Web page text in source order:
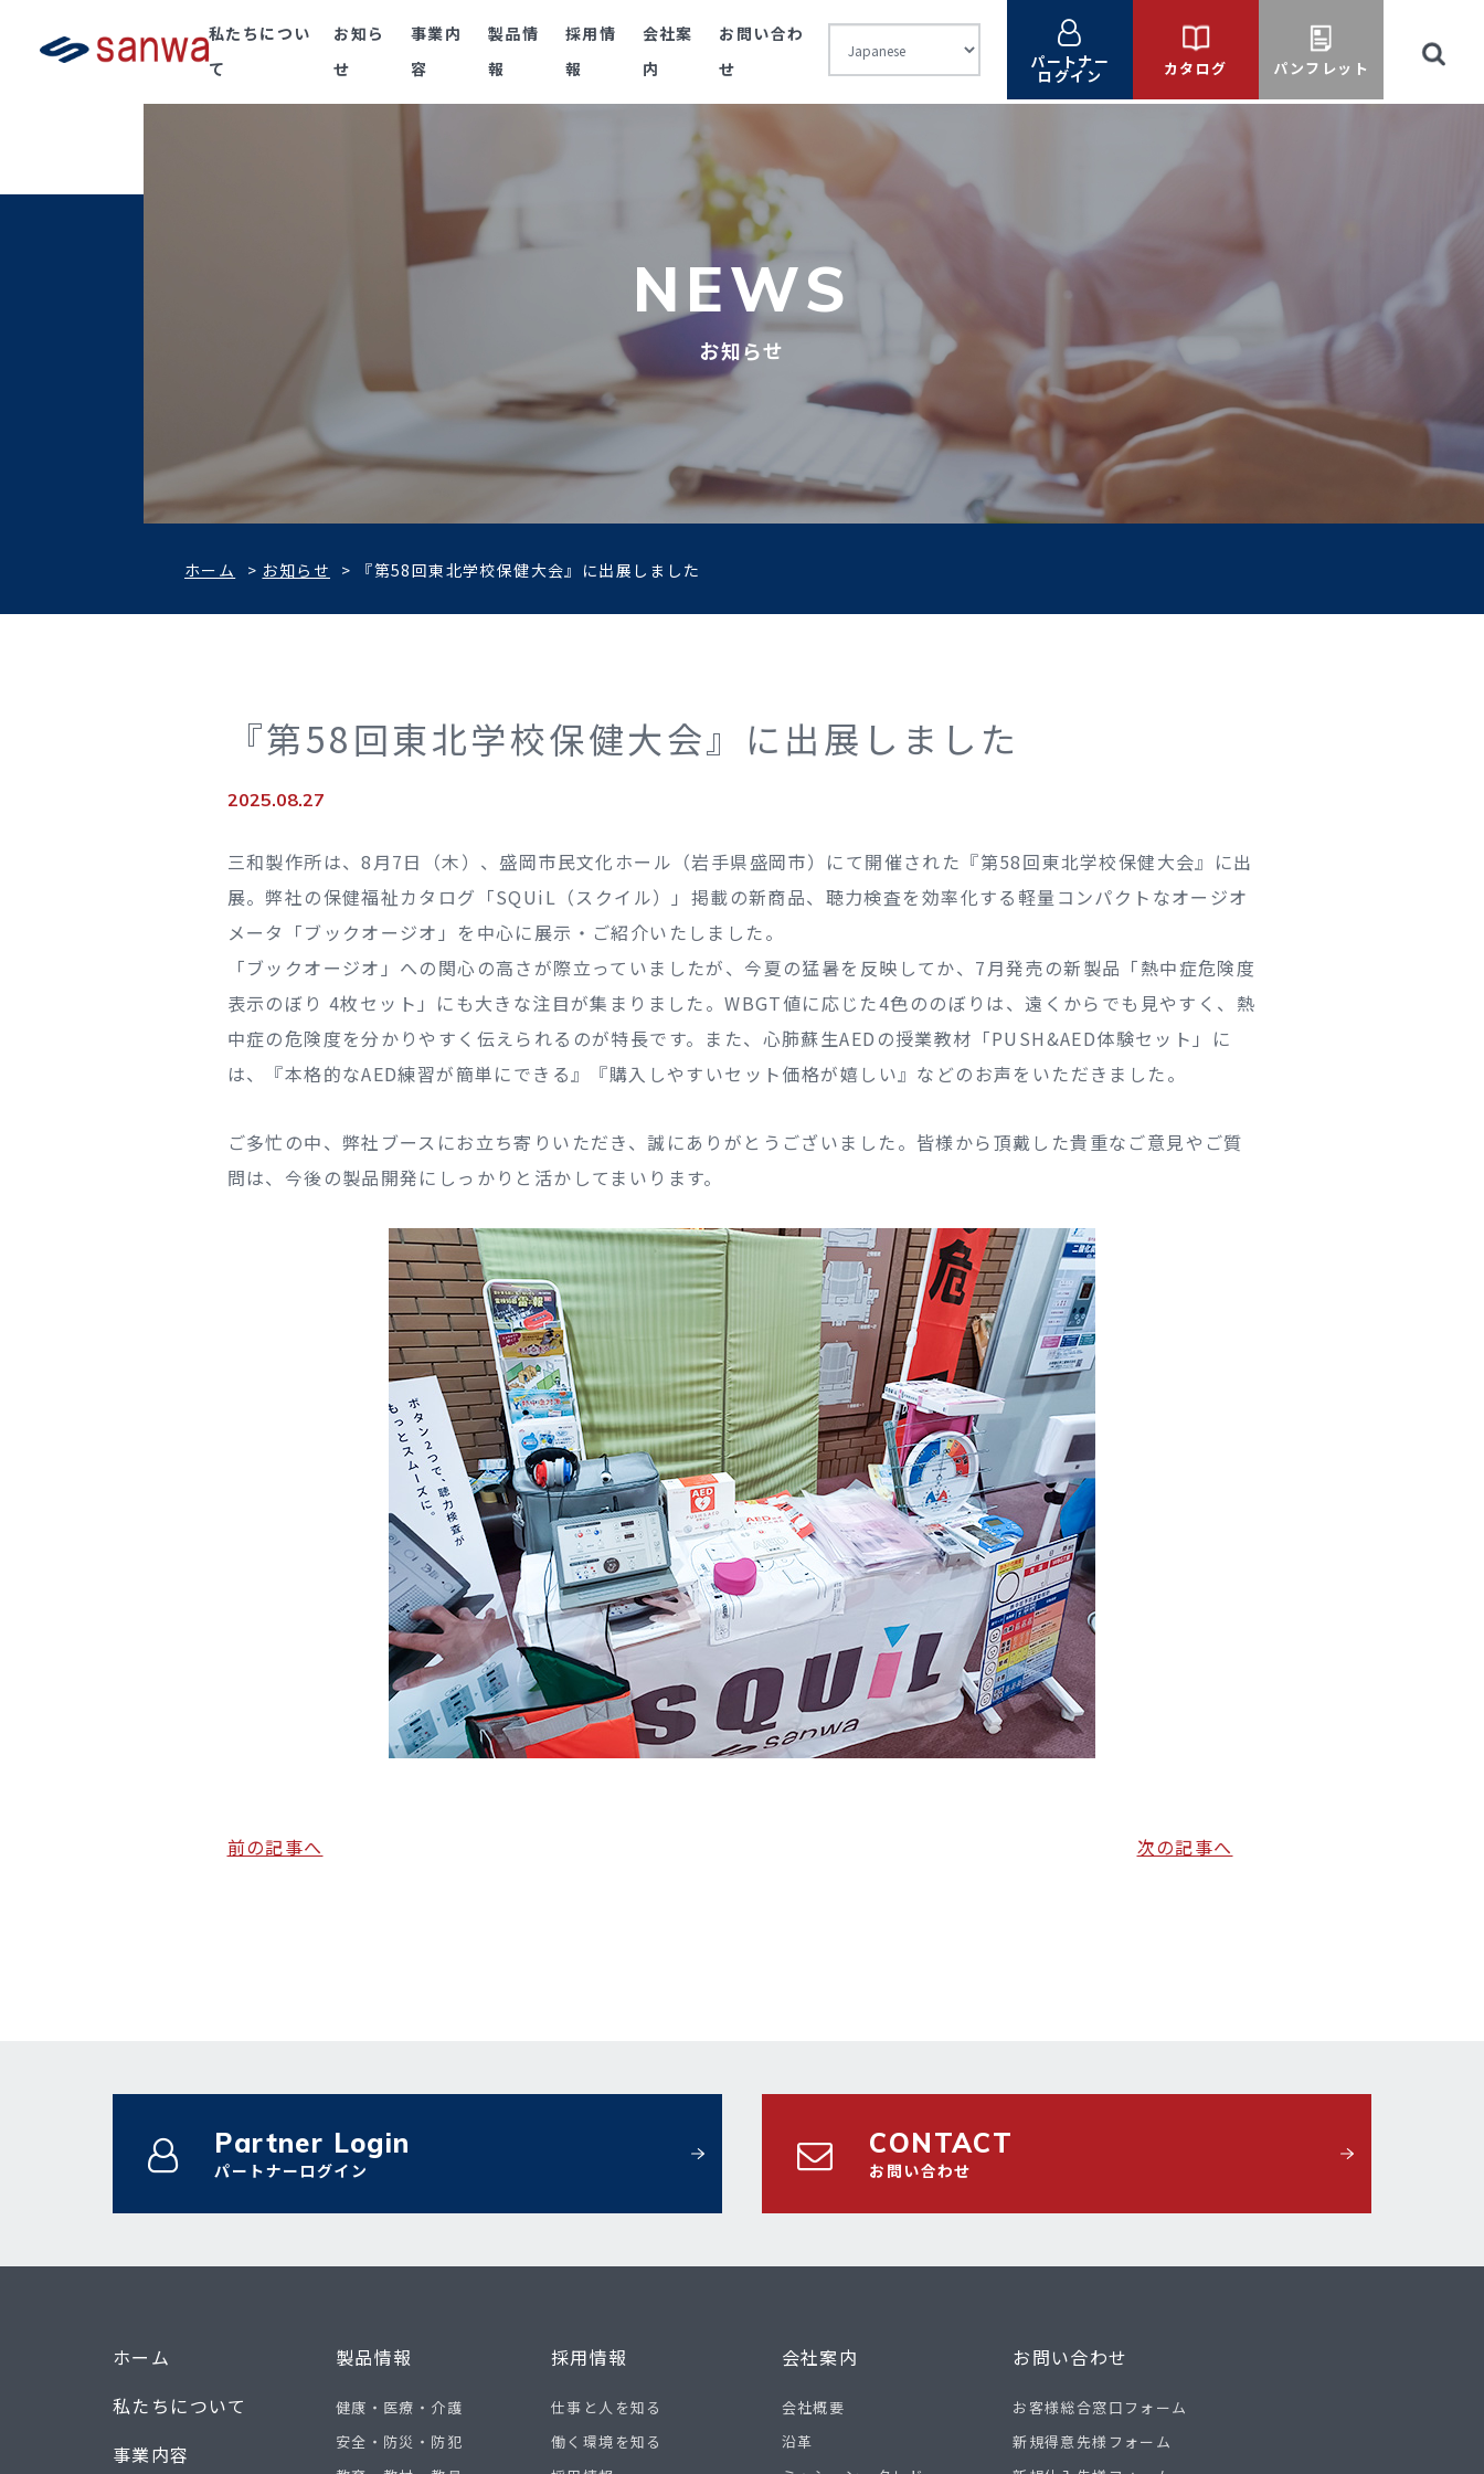
私たちについ
て
お知ら
せ
事業内
容
製品情
報
採用情
報
会社案
内
お問い合わ
せ
パートナー
ログイン カタログ パンフレット
NEWS
お知らせ
ホーム > お知らせ > 『第58回東北学校保健大会』に出展しました
『第58回東北学校保健大会』に出展しました
2025.08.27
三和製作所は、8月7日（木）、盛岡市民文化ホール（岩手県盛岡市）にて開催された『第58回東北学校保健大会』に出
展。弊社の保健福祉カタログ「SQUiL（スクイル）」掲載の新商品、聴力検査を効率化する軽量コンパクトなオージオ
メータ「ブックオージオ」を中心に展示・ご紹介いたしました。
「ブックオージオ」への関心の高さが際立っていましたが、今夏の猛暑を反映してか、7月発売の新製品「熱中症危険度
表示のぼり 4枚セット」にも大きな注目が集まりました。WBGT値に応じた4色ののぼりは、遠くからでも見やすく、熱
中症の危険度を分かりやすく伝えられるのが特長です。また、心肺蘇生AEDの授業教材「PUSH&AED体験セット」に
は、『本格的なAED練習が簡単にできる』『購入しやすいセット価格が嬉しい』などのお声をいただきました。
ご多忙の中、弊社ブースにお立ち寄りいただき、誠にありがとうございました。皆様から頂戴した貴重なご意見やご質
問は、今後の製品開発にしっかりと活かしてまいります。
前の記事へ 次の記事へ
Partner Login
パートナーログイン
CONTACT
お問い合わせ
ホーム
私たちについて
事業内容
製品情報
健康・医療・介護
安全・防災・防犯
採用情報
仕事と人を知る
働く環境を知る
会社案内
会社概要
沿革
お問い合わせ
お客様総合窓口フォーム
新規得意先様フォーム